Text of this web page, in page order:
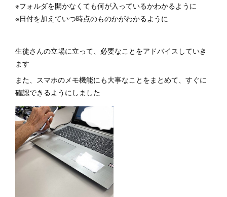
※フォルダを開かなくても何が入っているかわかるように
※日付を加えていつ時点のものかがわかるように
生徒さんの立場に立って、必要なことをアドバイスしていき
ます
また、スマホのメモ機能にも大事なことをまとめて、すぐに
確認できるようにしました